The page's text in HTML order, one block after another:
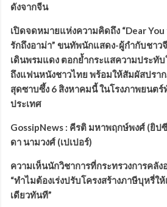
ดังจากจีน
เปิดจดหมายแห่งความคิดถึง “Dear
รักถึงอาม่า” ขนทัพนักแสดง-ผู้กำกับชาว
เดินพรมแดง ตอกย้ำกระแสความประทับ
ถึงแฟนหนังชาวไทย พร้อมให้สัมผัสปรา
สุดซาบซึ้ง 6 สิงหาคมนี้ ในโรงภาพยนตร์
ประเทศ
GossipNews : คีรติ มหาพฤกษ์พงศ์ (ยิป
ดา นามวงศ์ (เปเปอร์)
ความเห็นนักวิชาการที่กระทรวงการคลัง
“ทำไมต้องเร่งปรับโครงสร้างภาษีบุหรี่ใ
เดียวทันที”